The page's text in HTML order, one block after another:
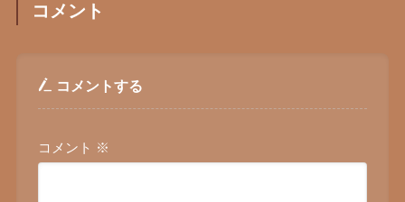
コメント
コメントする
コメント ※